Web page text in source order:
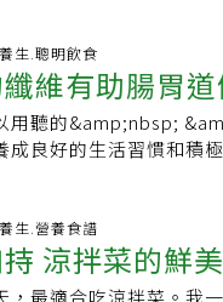
點就可能會變黑。芹菜
菜葉，其實很可惜。芹
酸則是10倍，所以如
李婉萍於臉書粉絲頁指
菜葉富含的營養素更多
剋的論述並不正確，雖
寒的人食用，但以中醫
助於中和兩者。哪些人
化、抗炎、抗高血壓、
主要是通過生物技術（
成分是蛋白肽和氨基酸
由於牡蠣肽分子量較小
掘出具有廣泛的生物活
crisper drawer）裡，這
用一張鋁箔紙包好再放
莖部保持水分，如果有
保鮮法。維吉尼亞州營
或變色，仍然可以放心
作為蔬菜湯或高湯的基
振作」，她建議將芹菜
重要維生素與礦物質，
消化，常被當成低熱量
統正常運作非常重要。
也有幫助。春、秋、冬
異，各具料理特色及風
一般芹菜，葉柄細長、
)」芹菜管葉柄中空，
菜帶有芹菜混合莞荽
生.聰明飲食
維有助腸胃
最常見又最
用聽的&amp;nbsp;
成良好的生活習慣和積
地瓜葉地瓜葉的β胡蘿
就含有3克的膳食纖維
，因此，多吃地瓜葉可
生.營養食譜
涼拌菜的鮮
，最適合吃涼拌菜。我